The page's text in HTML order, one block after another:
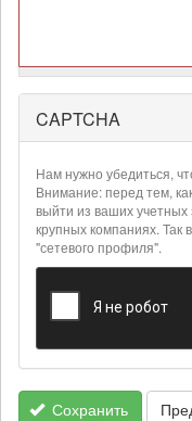
Более
подробная
информация
текстовых
форматах
CAPTCHA
Нам нужно убедиться,
Внимание: перед тем,
выйти из ваших учетных
крупных компаниях. Так
"сетевого профиля".
Сохранить